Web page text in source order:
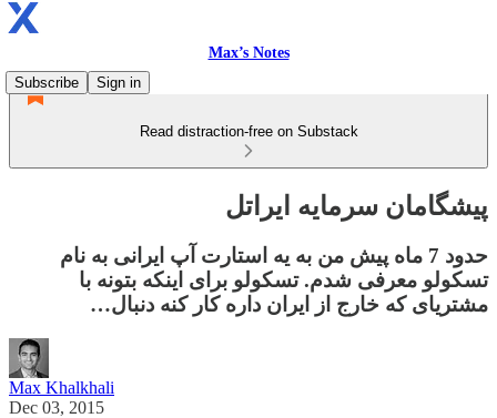
Max’s Notes
Subscribe
Sign in
Read distraction-free on Substack
پیشگامان سرمایه ایراتل
حدود 7 ماه پیش من به یه استارت آپ ایرانی به نام
تسکولو معرفی شدم. تسکولو برای اینکه بتونه با
مشتریای که خارج از ایران داره کار کنه دنبال…
Max Khalkhali
Dec 03, 2015